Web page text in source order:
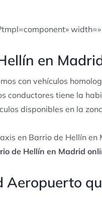
en
con vehículos
conductores tiene la
disponibles en la
en Barrio de Hellín
de Hellín en Madrid
Aeropuerto